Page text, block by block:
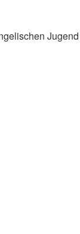
Jugend